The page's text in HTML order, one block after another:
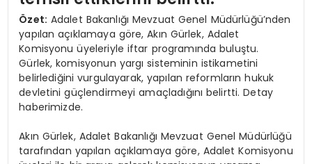
Özet: Adalet Bakanlığı Mevzuat Genel Müdürlüğü’nden
yapılan açıklamaya göre, Akın Gürlek, Adalet
Komisyonu üyeleriyle iftar programında buluştu.
Gürlek, komisyonun yargı sisteminin istikametini
belirlediğini vurgulayarak, yapılan reformların hukuk
devletini güçlendirmeyi amaçladığını belirtti. Detay
haberimizde.
Akın Gürlek, Adalet Bakanlığı Mevzuat Genel Müdürlüğü
tarafından yapılan açıklamaya göre, Adalet Komisyonu